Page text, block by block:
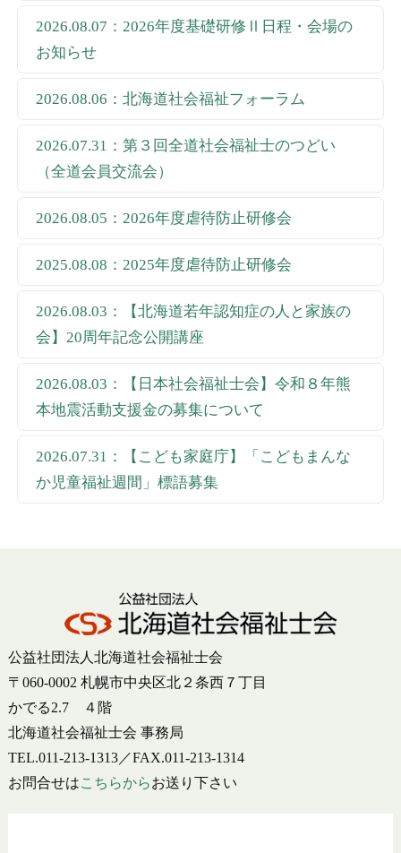
2026.08.07：2026年度基礎研修Ⅱ日程・会場の
お知らせ
2026.08.06：北海道社会福祉フォーラム
2026.07.31：第３回全道社会福祉士のつどい
（全道会員交流会）
2026.08.05：2026年度虐待防止研修会
2025.08.08：2025年度虐待防止研修会
2026.08.03：【北海道若年認知症の人と家族の
会】20周年記念公開講座
2026.08.03：【日本社会福祉士会】令和８年熊
本地震活動支援金の募集について
2026.07.31：【こども家庭庁】「こどもまんな
か児童福祉週間」標語募集
公益社団法人北海道社会福祉士会
〒060-0002 札幌市中央区北２条西７丁目
かでる2.7 ４階
北海道社会福祉士会 事務局
TEL.011-213-1313／FAX.011-213-1314
お問合せはこちらからお送り下さい